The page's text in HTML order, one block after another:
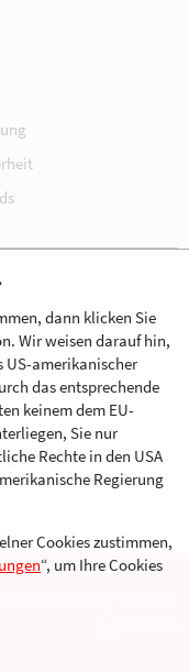
dann klicken Sie
Wir weisen darauf hin,
US-amerikanischer
das entsprechende
keinem dem EU-
Sie nur
Rechte in den USA
Regierung
Cookies zustimmen,
“, um Ihre Cookies